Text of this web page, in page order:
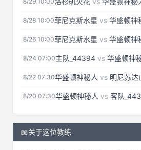
8/28 10:00菲尼克斯水星 vs 华盛顿神
8/26 10:00菲尼克斯水星 vs 华盛顿神
8/24 07:00主队_44394 vs 华盛顿神
8/22 07:30华盛顿神秘人 vs 明尼苏达
8/20 07:30华盛顿神秘人 vs 客队
📖关于这位教练